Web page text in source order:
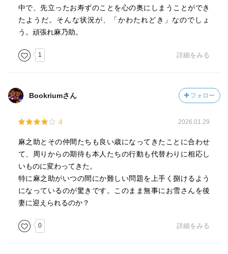
中で、先立ったお寿ずのことを心の奥にしまうことができ
たようだ。そんな状況が、「かわたれどき」なのでしょ
う。頑張れ麻乃助。
1 詳細をみる
Bookriumさん フォロー
4 2026.01.29
麻之助とその仲間たちも良い歳になってきたことに合わせ
て、周りからの期待も本人たちの行動も代替わりに相応し
いものに変わってきた。
特に麻之助がいつの間にか難しい問題を上手く捌けるよう
になっているのが驚きです。このまま無事にお雪さんを後
妻に迎えられるのか？
0 詳細をみる